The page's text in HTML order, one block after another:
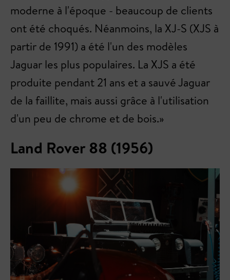
moderne à l'époque - beaucoup de clients
ont été choqués. Néanmoins, la XJ-S (XJS à
partir de 1991) a été l'un des modèles
Jaguar les plus populaires. La XJS a été
produite pendant 21 ans et a sauvé Jaguar
de la faillite, mais aussi grâce à l'utilisation
d'un peu de chrome et de bois.»
Land Rover 88 (1956)